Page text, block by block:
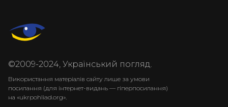
©2009-2024, Український погляд.
Використання матеріалів сайту лише за умови
посилання (для інтернет-видань — гіперпосилання)
на «ukrpohliad.org».